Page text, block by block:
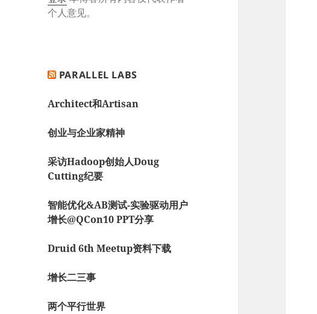
个人意见。
PARALLEL LABS
Architect和Artisan
创业与企业家精神
采访Hadoop创始人Doug
Cutting纪要
智能优化&AB测试-实验驱动用户
增长@QCon10 PPT分享
Druid 6th Meetup资料下载
增长二三事
两个平行世界